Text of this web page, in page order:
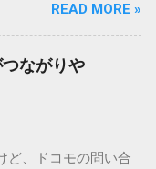
なります。 墨汁は、
ります。そのまま排
自宅の排水設備を
。この記事では、
るための手順と、
す。 墨汁を「排水
す。これらは非常に
READ MORE »
ながりや
ど、ドコモの問い合